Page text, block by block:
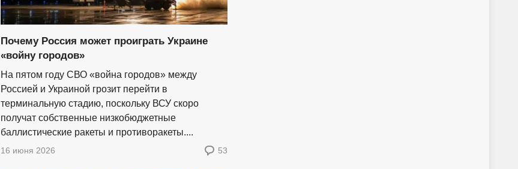
Почему Россия может проиграть Украине
«войну городов»
На пятом году СВО «война городов» между
Россией и Украиной грозит перейти в
терминальную стадию, поскольку ВСУ скоро
получат собственные низкобюджетные
баллистические ракеты и противоракеты....
16 июня 2026 53